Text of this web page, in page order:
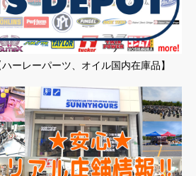
ーレーパーツ、オイル国内在庫品】